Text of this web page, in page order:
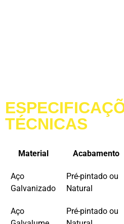
TÉCNICAS
Material Acabamento
Aço
Galvanizado
Pré-pintado ou
Natural
Aço
Pré-pintado ou